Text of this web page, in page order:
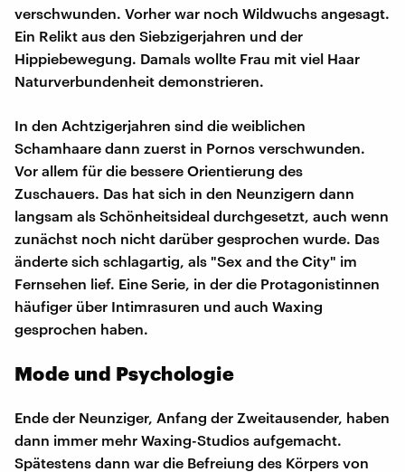
verschwunden. Vorher war noch Wildwuchs angesagt.
Ein Relikt aus den Siebzigerjahren und der
Hippiebewegung. Damals wollte Frau mit viel Haar
Naturverbundenheit demonstrieren.
In den Achtzigerjahren sind die weiblichen
Schamhaare dann zuerst in Pornos verschwunden.
Vor allem für die bessere Orientierung des
Zuschauers. Das hat sich in den Neunzigern dann
langsam als Schönheitsideal durchgesetzt, auch wenn
zunächst noch nicht darüber gesprochen wurde. Das
änderte sich schlagartig, als "Sex and the City" im
Fernsehen lief. Eine Serie, in der die Protagonistinnen
häufiger über Intimrasuren und auch Waxing
gesprochen haben.
Mode und Psychologie
Ende der Neunziger, Anfang der Zweitausender, haben
dann immer mehr Waxing-Studios aufgemacht.
Spätestens dann war die Befreiung des Körpers von